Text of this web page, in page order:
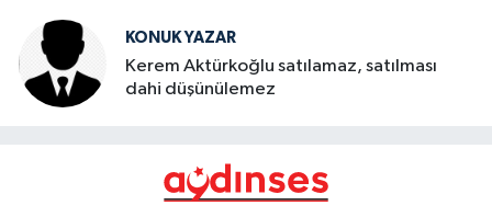
KONUK YAZAR
Kerem Aktürkoğlu satılamaz, satılması
dahi düşünülemez